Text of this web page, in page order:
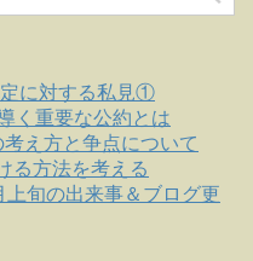
に対する私見①
く重要な公約とは
え方と争点について
る方法を考える
上旬の出来事＆ブログ更